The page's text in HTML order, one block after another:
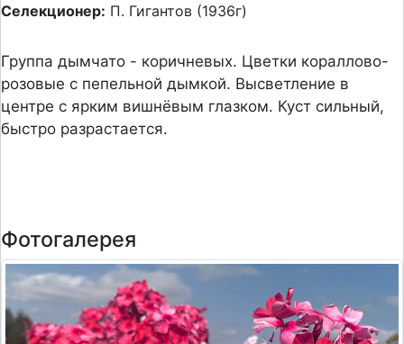
Селекционер: П. Гигантов (1936г)
Группа дымчато - коричневых. Цветки кораллово-
розовые с пепельной дымкой. Высветление в
центре с ярким вишнёвым глазком. Куст сильный,
быстро разрастается.
Фотогалерея